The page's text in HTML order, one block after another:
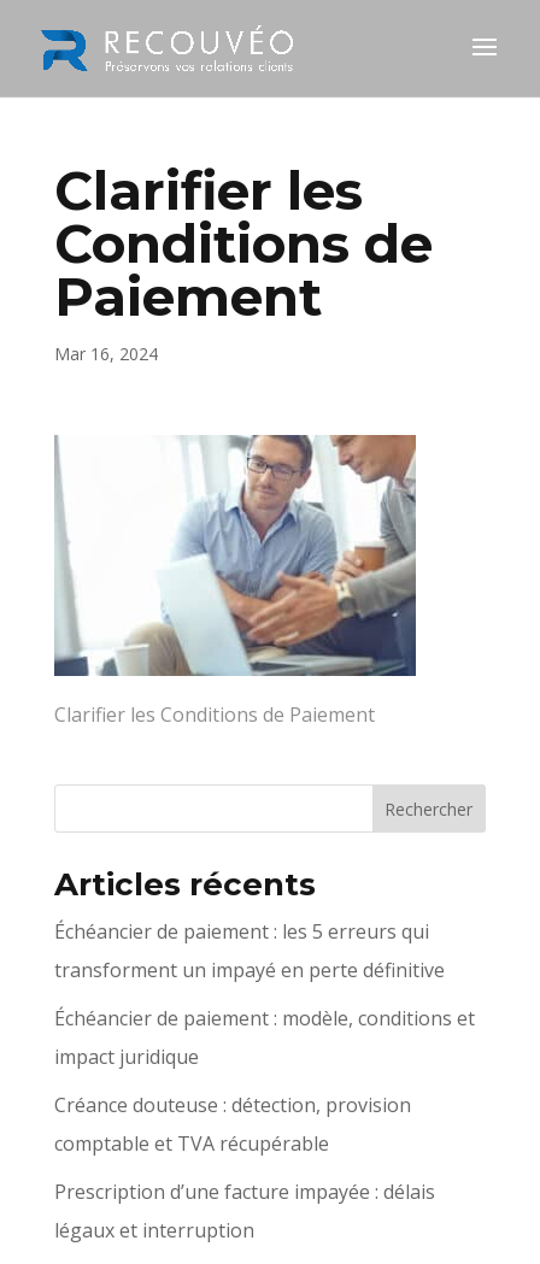
Clarifier les
Conditions de
Paiement
Mar 16, 2024
Clarifier les Conditions de Paiement
Articles récents
Échéancier de paiement : les 5 erreurs qui
transforment un impayé en perte définitive
Échéancier de paiement : modèle, conditions et
impact juridique
Créance douteuse : détection, provision
comptable et TVA récupérable
Prescription d’une facture impayée : délais
légaux et interruption